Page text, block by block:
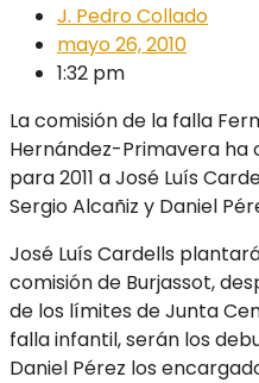
J. Pedro Collado
mayo 26, 2010
1:32 pm
La comisión de la falla
Hernández-Primavera ha
para 2011 a José Luís
Sergio Alcañiz y Daniel
José Luís Cardells
comisión de Burjassot,
de los límites de Junta
falla infantil, serán los
Daniel Pérez los